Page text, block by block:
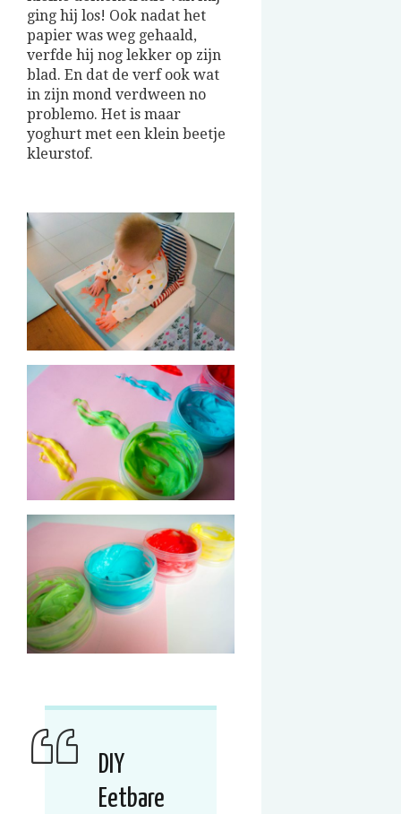
ging hij los! Ook nadat het
papier was weg gehaald,
verfde hij nog lekker op zijn
blad. En dat de verf ook wat
in zijn mond verdween no
problemo. Het is maar
yoghurt met een klein beetje
kleurstof.
DIY
Eetbare